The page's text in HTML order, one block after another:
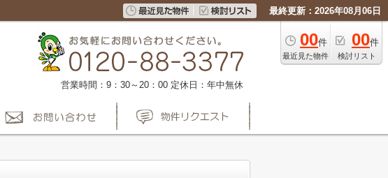
最終更新：2026年08月06日
00件
最近見た物件
00件
検討リスト
営業時間：9：30～20：00 定休日：年中無休